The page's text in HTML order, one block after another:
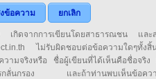
ข้อความ
ยกเลิก
เกิดจากการเขียนโดยสาธารณชน และ
ไม่รับผิดชอบต่อข้อความใดๆทั้งสิ้
วามจริงหรือ ชื่อผู้เขียนที่ได้เห็นคือชื่อจริง
กลั่นกรอง และถ้าท่านพบเห็นข้อควา